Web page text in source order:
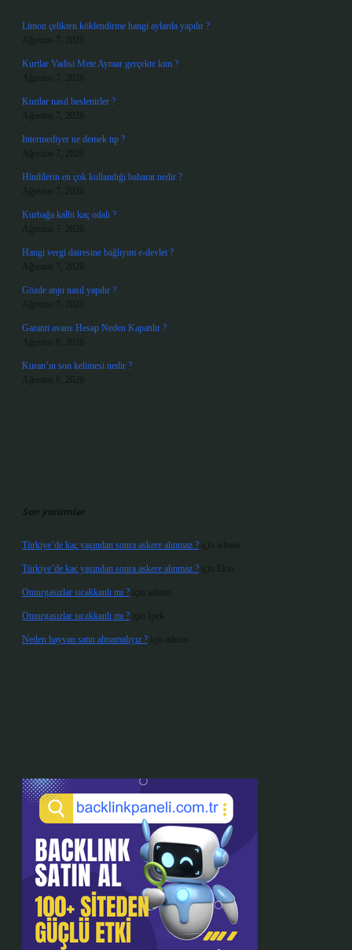
Limon çelikten köklendirme hangi aylarda yapılır ?
Ağustos 7, 2026
Kurtlar Vadisi Mete Aymar gerçekte kim ?
Ağustos 7, 2026
Kurtlar nasıl beslenirler ?
Ağustos 7, 2026
Intermediyer ne demek tıp ?
Ağustos 7, 2026
Hintlilerin en çok kullandığı baharat nedir ?
Ağustos 7, 2026
Kurbağa kalbi kaç odalı ?
Ağustos 7, 2026
Hangi vergi dairesine bağlıyım e-devlet ?
Ağustos 7, 2026
Gözde anju nasıl yapılır ?
Ağustos 7, 2026
Garanti avans Hesap Neden Kapatılır ?
Ağustos 6, 2026
Kuran’ın son kelimesi nedir ?
Ağustos 6, 2026
Son yorumlar
Türkiye’de kaç yaşından sonra askere alınmaz ? için admin
Türkiye’de kaç yaşından sonra askere alınmaz ? için Ekin
Omurgasızlar sıcakkanlı mı ? için admin
Omurgasızlar sıcakkanlı mı ? için İpek
Neden hayvan satın almamalıyız ? için admin